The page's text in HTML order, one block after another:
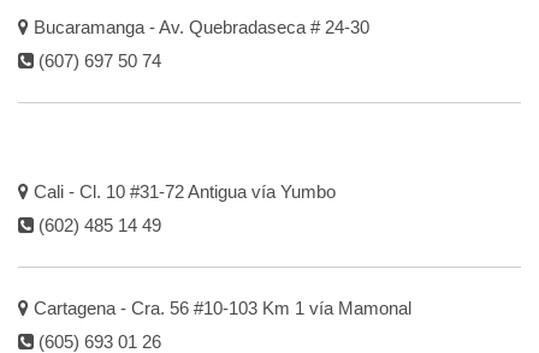
Bucaramanga - Av. Quebradaseca # 24-30
(607) 697 50 74
Cali - Cl. 10 #31-72 Antigua vía Yumbo
(602) 485 14 49
Cartagena - Cra. 56 #10-103 Km 1 vía Mamonal
(605) 693 01 26